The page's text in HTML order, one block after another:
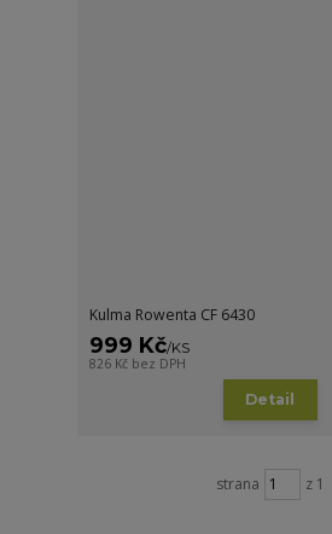
Kulma Rowenta CF 6430
999 Kč/KS
826 Kč bez DPH
Detail
strana z 1